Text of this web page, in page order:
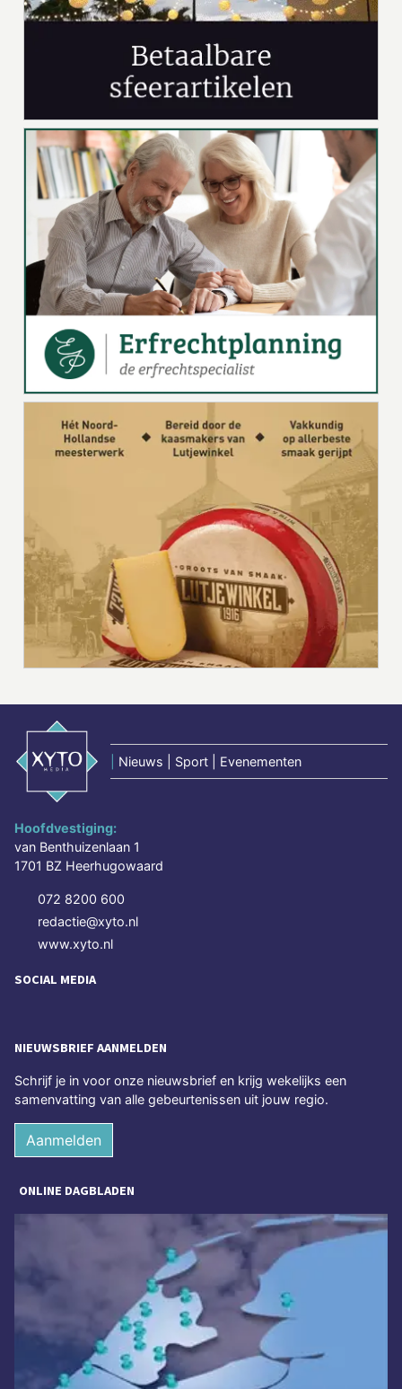
Nieuws | Sport | Evenementen
Hoofdvestiging:
van Benthuizenlaan 1
1701 BZ Heerhugowaard
072 8200 600
redactie@xyto.nl
www.xyto.nl
SOCIAL MEDIA
NIEUWSBRIEF AANMELDEN
Schrijf je in voor onze nieuwsbrief en krijg wekelijks een
samenvatting van alle gebeurtenissen uit jouw regio.
Aanmelden
ONLINE DAGBLADEN